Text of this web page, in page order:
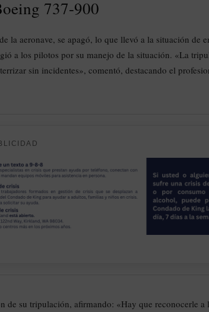
737-900
la aeronave, se apagó, lo que llevó a la situación de
a los pilotos por su manejo de la situación. «La
sin incidentes», comentó, destacando el
de su tripulación, afirmando: «Hay que reconocerle a